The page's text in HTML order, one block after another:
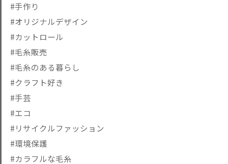
#手作り
#オリジナルデザイン
#カットロール
#毛糸販売
#毛糸のある暮らし
#クラフト好き
#手芸
#エコ
#リサイクルファッション
#環境保護
#カラフルな毛糸